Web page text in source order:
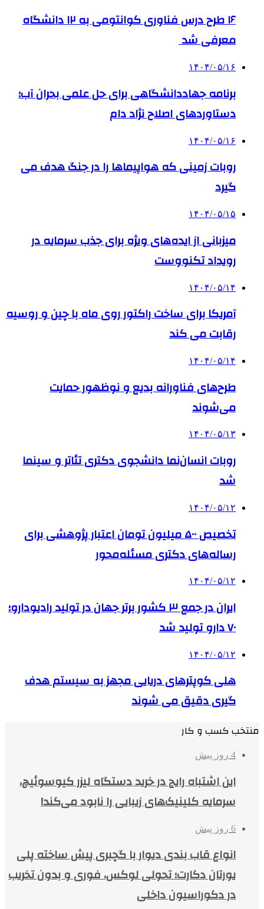
۱۶ طرح درس فناوری کوانتومی به ۱۲ دانشگاه
معرفی شد
۱۴۰۴/۰۵/۱۶
برنامه جهاددانشگاهی برای حل علمی بحران آب؛
دستاوردهای اصلاح نژاد دام
۱۴۰۴/۰۵/۱۶
روبات زمینی که هواپیماها را در جنگ هدف می
گیرد
۱۴۰۴/۰۵/۱۵
میزبانی از ایده‌های ویژه برای جذب سرمایه در
رویداد تکنووست
۱۴۰۴/۰۵/۱۴
آمریکا برای ساخت راکتور روی ماه با چین و روسیه
رقابت می کند
۱۴۰۴/۰۵/۱۴
طرح‌های فناورانه بدیع و نوظهور حمایت
می‌شوند
۱۴۰۴/۰۵/۱۳
روبات انسان‌نما دانشجوی دکتری تئاتر و سینما
شد
۱۴۰۴/۰۵/۱۲
تخصیص ۵۰۰ میلیون تومان اعتبار پژوهشی برای
رساله‌های دکتری مسئله‌محور
۱۴۰۴/۰۵/۱۲
ایران در جمع ۳ کشور برتر جهان در تولید رادیودارو؛
۷۰ دارو تولید شد
۱۴۰۴/۰۵/۱۲
هلی کوپترهای دریایی مجهز به سیستم هدف
گیری دقیق می شوند
منتخب کسب و کار
4 روز پیش
این اشتباه رایج در خرید دستگاه لیزر کیوسوئیچ،
سرمایه کلینیک‌های زیبایی را نابود می‌کند!
6 روز پیش
انواع قاب بندی دیوار با گچبری پیش ساخته پلی
یورتان دکارت؛ تحولی لوکس، فوری و بدون تخریب
در دکوراسیون داخلی